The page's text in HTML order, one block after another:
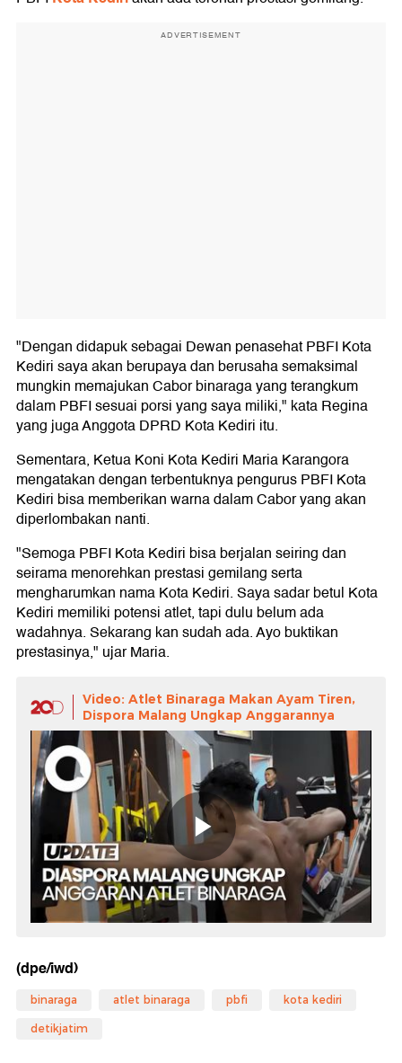
ADVERTISEMENT
"Dengan didapuk sebagai Dewan penasehat PBFI Kota
Kediri saya akan berupaya dan berusaha semaksimal
mungkin memajukan Cabor binaraga yang terangkum
dalam PBFI sesuai porsi yang saya miliki," kata Regina
yang juga Anggota DPRD Kota Kediri itu.
Sementara, Ketua Koni Kota Kediri Maria Karangora
mengatakan dengan terbentuknya pengurus PBFI Kota
Kediri bisa memberikan warna dalam Cabor yang akan
diperlombakan nanti.
"Semoga PBFI Kota Kediri bisa berjalan seiring dan
seirama menorehkan prestasi gemilang serta
mengharumkan nama Kota Kediri. Saya sadar betul Kota
Kediri memiliki potensi atlet, tapi dulu belum ada
wadahnya. Sekarang kan sudah ada. Ayo buktikan
prestasinya," ujar Maria.
Video: Atlet Binaraga Makan Ayam Tiren,
Dispora Malang Ungkap Anggarannya
(dpe/iwd)
binaraga atlet binaraga pbfi kota kediri
detikjatim